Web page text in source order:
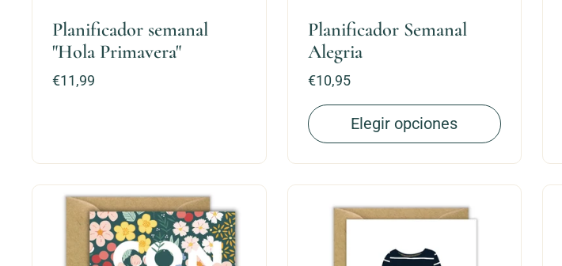
Planificador semanal
"Hola Primavera"
Precio:
€11,99
Planificador Semanal
Alegria
Precio:
€10,95
Elegir opciones